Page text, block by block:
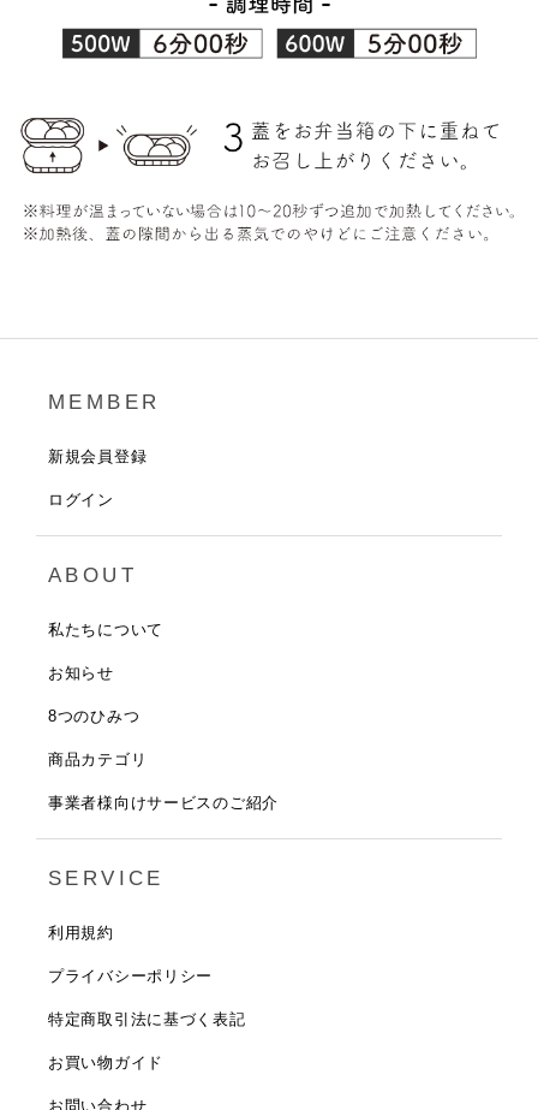
MEMBER
新規会員登録
ログイン
ABOUT
私たちについて
お知らせ
8つのひみつ
商品カテゴリ
事業者様向けサービスのご紹介
SERVICE
利用規約
プライバシーポリシー
特定商取引法に基づく表記
お買い物ガイド
お問い合わせ